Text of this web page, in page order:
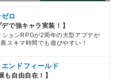
ロ
デで強キャラ実装！】
ョンRPGが2周年の大型アプデが
スキマ時間でも遊びやすい！
ンドフィールド
も自由自在！】